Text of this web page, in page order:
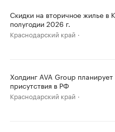
Скидки на вторичное жилье в
полугодии 2026 г.
Краснодарский край
Холдинг AVA Group
присутствия в РФ
Краснодарский край